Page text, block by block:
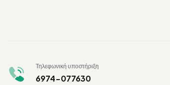
Τηλεφωνική υποστήριξη
6974-077630